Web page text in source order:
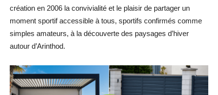
création en 2006 la convivialité et le plaisir de partager un
moment sportif accessible à tous, sportifs confirmés comme
simples amateurs, à la découverte des paysages d’hiver
autour d’Arinthod.